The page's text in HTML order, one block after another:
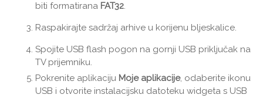
biti formatirana FAT32.
Raspakirajte sadržaj arhive u korijenu bljeskalice.
Spojite USB flash pogon na gornji USB priključak na
TV prijemniku.
Pokrenite aplikaciju Moje aplikacije, odaberite ikonu
USB i otvorite instalacijsku datoteku widgeta s USB